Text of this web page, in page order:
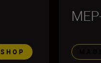
SHOP